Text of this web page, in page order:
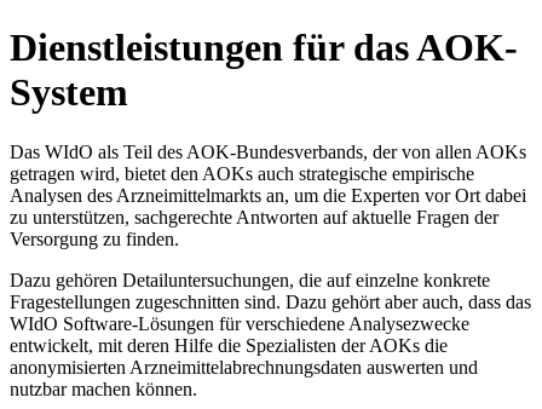
Dienstleistungen für das AOK-
System
Das WIdO als Teil des AOK-Bundesverbands, der von allen AOKs
getragen wird, bietet den AOKs auch strategische empirische
Analysen des Arzneimittelmarkts an, um die Experten vor Ort dabei
zu unterstützen, sachgerechte Antworten auf aktuelle Fragen der
Versorgung zu finden.
Dazu gehören Detailuntersuchungen, die auf einzelne konkrete
Fragestellungen zugeschnitten sind. Dazu gehört aber auch, dass das
WIdO Software-Lösungen für verschiedene Analysezwecke
entwickelt, mit deren Hilfe die Spezialisten der AOKs die
anonymisierten Arzneimittelabrechnungsdaten auswerten und
nutzbar machen können.